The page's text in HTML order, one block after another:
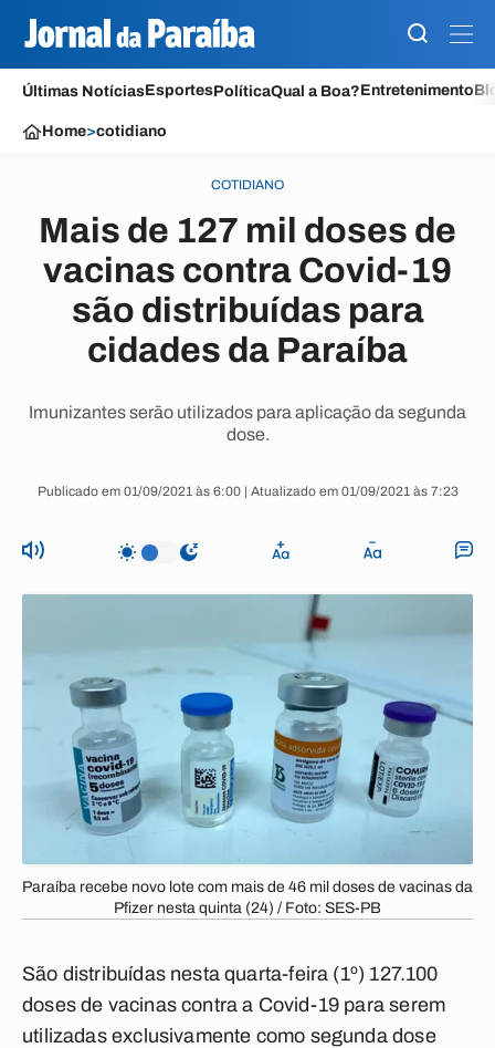
Últimas NotíciasEsportesPolíticaQual a Boa?Entretenimento
Home>cotidiano
COTIDIANO
Mais de 127 mil doses de
vacinas contra Covid-19
são distribuídas para
cidades da Paraíba
Imunizantes serão utilizados para aplicação da segunda
dose.
Publicado em 01/09/2021 às 6:00 | Atualizado em 01/09/2021 às 7:23
Paraíba recebe novo lote com mais de 46 mil doses de vacinas da
Pfizer nesta quinta (24) / Foto: SES-PB
São distribuídas nesta quarta-feira (1º) 127.100
doses de vacinas contra a Covid-19 para serem
utilizadas exclusivamente como segunda dose